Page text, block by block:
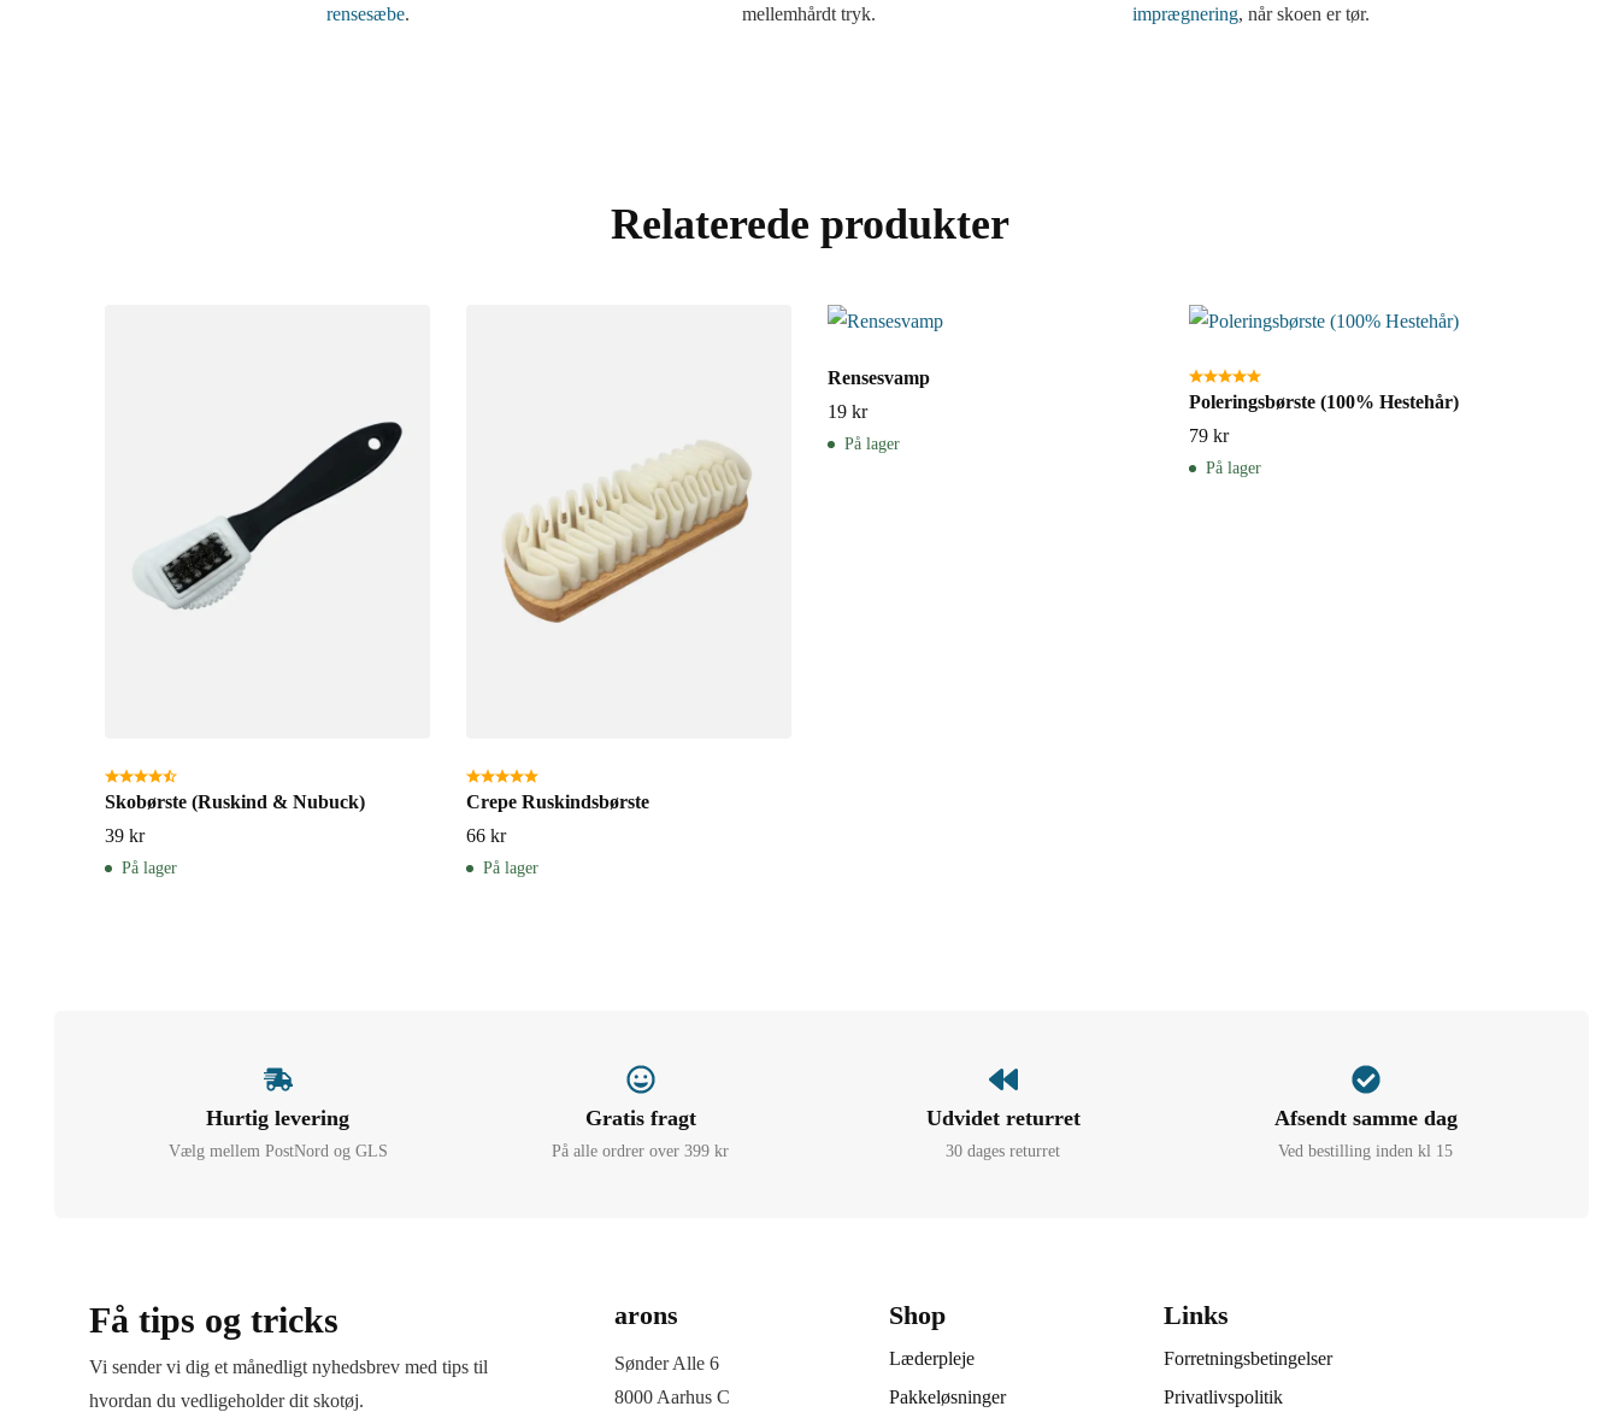
rensesæbe.
mellemhårdt tryk.
imprægnering, når skoen er tør.
Relaterede produkter
Skobørste (Ruskind & Nubuck)
39 kr
På lager
Crepe Ruskindsbørste
66 kr
På lager
Rensesvamp
19 kr
På lager
Poleringsbørste (100% Hestehår)
79 kr
På lager
Hurtig levering
Vælg mellem PostNord og GLS
Gratis fragt
På alle ordrer over 399 kr
Udvidet returret
30 dages returret
Afsendt samme dag
Ved bestilling inden kl 15
Få tips og tricks
Vi sender vi dig et månedligt nyhedsbrev med tips til
hvordan du vedligeholder dit skotøj.
arons
Sønder Alle 6
8000 Aarhus C
Shop
Læderpleje
Pakkeløsninger
Links
Forretningsbetingelser
Privatlivspolitik